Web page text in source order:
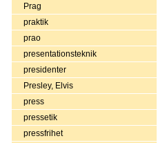
Prag
praktik
prao
presentationsteknik
presidenter
Presley, Elvis
press
pressetik
pressfrihet